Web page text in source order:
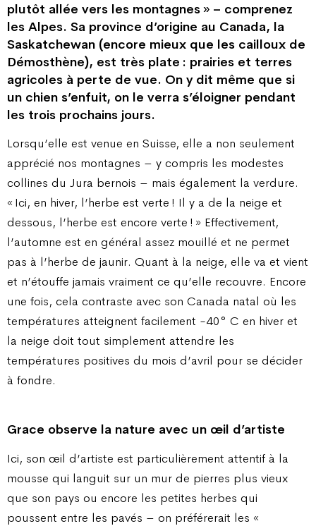
plutôt allée vers les montagnes » – comprenez
les Alpes. Sa province d’origine au Canada, la
Saskatchewan (encore mieux que les cailloux de
Démosthène), est très plate : prairies et terres
agricoles à perte de vue. On y dit même que si
un chien s’enfuit, on le verra s’éloigner pendant
les trois prochains jours.
Lorsqu’elle est venue en Suisse, elle a non seulement
apprécié nos montagnes – y compris les modestes
collines du Jura bernois – mais également la verdure.
« Ici, en hiver, l’herbe est verte ! Il y a de la neige et
dessous, l’herbe est encore verte ! » Effectivement,
l’automne est en général assez mouillé et ne permet
pas à l’herbe de jaunir. Quant à la neige, elle va et vient
et n’étouffe jamais vraiment ce qu’elle recouvre. Encore
une fois, cela contraste avec son Canada natal où les
températures atteignent facilement -40° C en hiver et
la neige doit tout simplement attendre les
températures positives du mois d’avril pour se décider
à fondre.
Grace observe la nature avec un œil d’artiste
Ici, son œil d’artiste est particulièrement attentif à la
mousse qui languit sur un mur de pierres plus vieux
que son pays ou encore les petites herbes qui
poussent entre les pavés – on préférerait les «